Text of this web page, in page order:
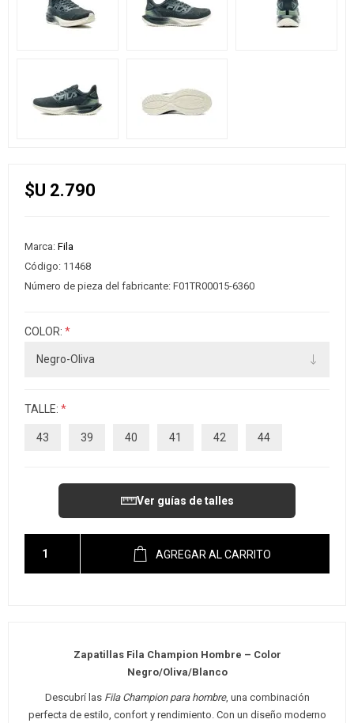
$U 2.790
Marca: Fila
Código: 11468
Número de pieza del fabricante: F01TR00015-6360
COLOR: *
TALLE: *
43 39 40 41 42 44
Ver guías de talles
AGREGAR AL CARRITO
Zapatillas Fila Champion Hombre – Color
Negro/Oliva/Blanco
Descubrí las Fila Champion para hombre, una combinación
perfecta de estilo, confort y rendimiento. Con un diseño moderno